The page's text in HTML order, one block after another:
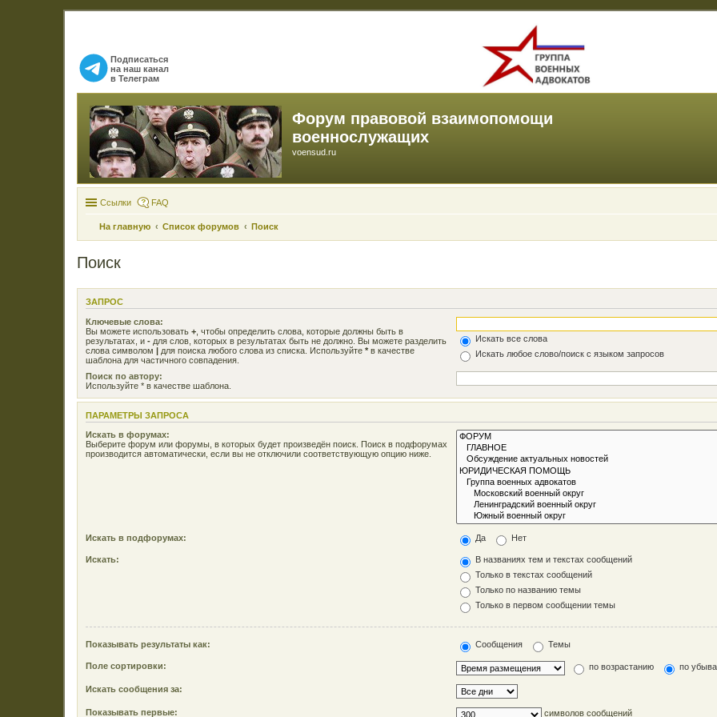
Подписаться
на наш канал
в Телеграм
Форум правовой взаимопомощи
военнослужащих
voensud.ru
Ссылки FAQ
На главную Список форумов Поиск
Поиск
ЗАПРОС
Ключевые слова:
Вы можете использовать + , чтобы определить слова, которые должны быть в
результатах, и - для слов, которых в результатах быть не должно. Вы можете разделить
слова символом | для поиска любого слова из списка. Используйте * в качестве
шаблона для частичного совпадения.
Искать все слова
Искать любое слово/поиск с языком запросов
Поиск по автору:
Используйте * в качестве шаблона.
ПАРАМЕТРЫ ЗАПРОСА
Искать в форумах:
Выберите форум или форумы, в которых будет произведён поиск. Поиск в подфорумах
производится автоматически, если вы не отключили соответствующую опцию ниже.
Искать в подфорумах: Да Нет
Искать:
В названиях тем и текстах сообщений
Только в текстах сообщений
Только по названию темы
Только в первом сообщении темы
Показывать результаты как: Сообщения Темы
Поле сортировки: по возрастанию по
Искать сообщения за:
Показывать первые: символов сообщений